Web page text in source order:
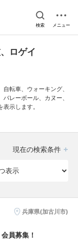
検索 メニュー
ロゲイ
転車、ウォーキング、
レーボール、カヌー、
示します。
現在の検索条件
兵庫県(加古川市)
員募集！